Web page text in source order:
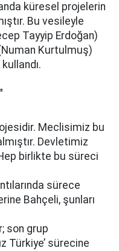
küresel projelerin
Bu vesileyle
Tayyip Erdoğan)
Kurtulmuş)
Meclisimiz bu
Devletimiz
birlikte bu süreci
sürece
Bahçeli, şunları
son grup
Türkiye’ sürecine